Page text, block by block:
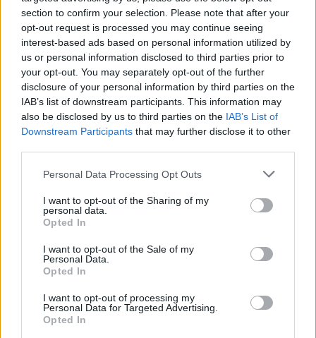
section to confirm your selection. Please note that after your
opt-out request is processed you may continue seeing
interest-based ads based on personal information utilized by
us or personal information disclosed to third parties prior to
your opt-out. You may separately opt-out of the further
disclosure of your personal information by third parties on the
IAB’s list of downstream participants. This information may
also be disclosed by us to third parties on the IAB’s List of
Downstream Participants that may further disclose it to other
Please note that this website/app uses one or more Google
not limited to your visit or usage behaviour. You may click to
grant or deny consent to Google and its third-party tags to
use your data for below specified purposes in below Google
consent section.
Personal Data Processing Opt Outs
I want to opt-out of the Sharing of my
personal data.
Opted In
I want to opt-out of the Sale of my
Personal Data.
Opted In
I want to opt-out of processing my
Personal Data for Targeted Advertising.
Opted In